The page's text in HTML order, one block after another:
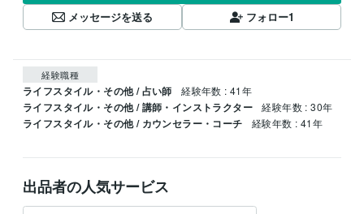
メッセージを送る
フォロー1
経験職種
ライフスタイル・その他 / 占い師 経験年数 : 41年
ライフスタイル・その他 / 講師・インストラクター 経験年数 : 30年
ライフスタイル・その他 / カウンセラー・コーチ 経験年数 : 41年
出品者の人気サービス